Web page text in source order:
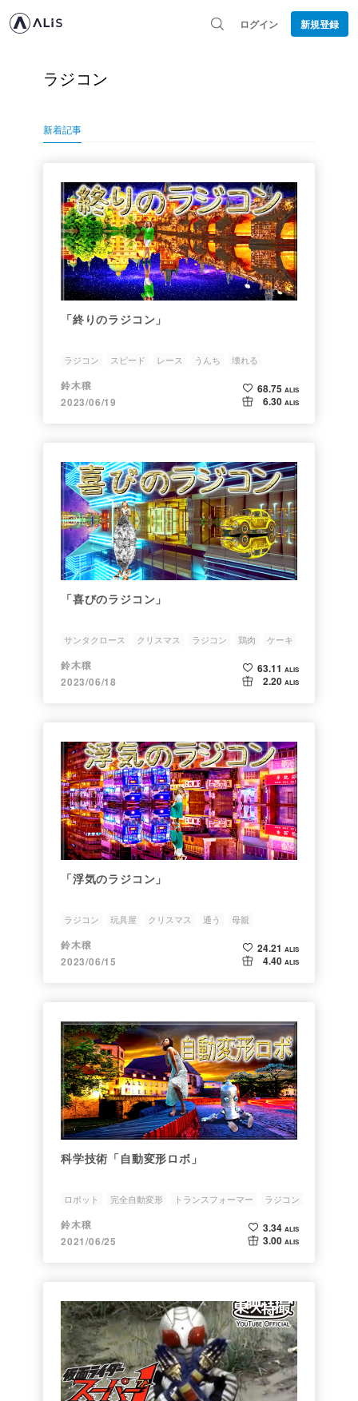
ログイン 新規登録
ラジコン
新着記事
「終りのラジコン」
ラジコン スピード レース うんち 壊れる
鈴木穣
2023/06/19
68.75 ALIS
6.30 ALIS
「喜びのラジコン」
サンタクロース クリスマス ラジコン 鶏肉 ケーキ
鈴木穣
2023/06/18
63.11 ALIS
2.20 ALIS
「浮気のラジコン」
ラジコン 玩具屋 クリスマス 通う 母親
鈴木穣
2023/06/15
24.21 ALIS
4.40 ALIS
科学技術「自動変形ロボ」
ロボット 完全自動変形 トランスフォーマー
ラジコン
玩具
鈴木穣
2021/06/25
3.34 ALIS
3.00 ALIS